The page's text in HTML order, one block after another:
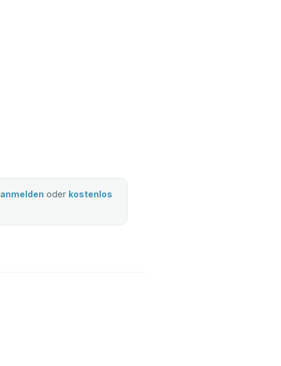
anmelden oder kostenlos